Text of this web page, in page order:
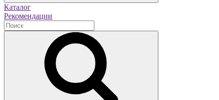
Каталог
Рекомендации